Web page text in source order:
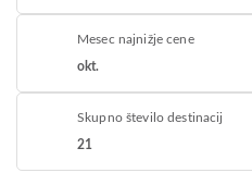
Mesec najnižje cene
okt.
Skupno število destinacij
21